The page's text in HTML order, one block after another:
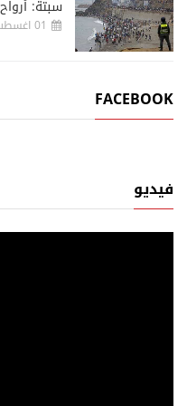
سبتة:
01 اغسطس, 2026
FACEBOOK
فيديو